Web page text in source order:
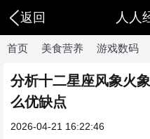
返回 人人
首页 美食营养 游戏数码
分析十二星座风象火
么优缺点
2026-04-21 16:22:46